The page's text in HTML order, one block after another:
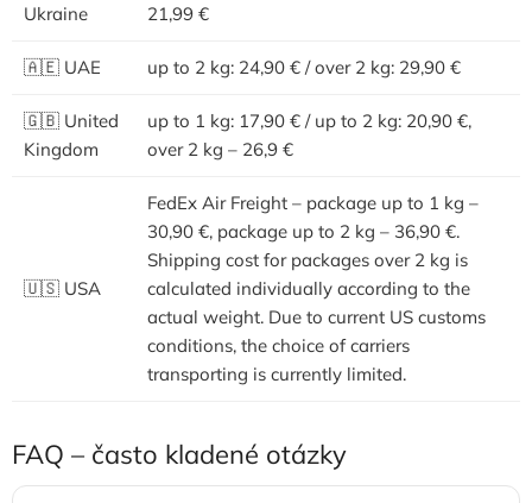
Ukraine
21,99 €
🇦🇪 UAE up to 2 kg: 24,90 € / over 2 kg: 29,90 €
🇬🇧 United
Kingdom
up to 1 kg: 17,90 € / up to 2 kg: 20,90 €,
over 2 kg – 26,9 €
🇺🇸 USA
FedEx Air Freight – package up to 1 kg –
30,90 €, package up to 2 kg – 36,90 €.
Shipping cost for packages over 2 kg is
calculated individually according to the
actual weight. Due to current US customs
conditions, the choice of carriers
transporting is currently limited.
FAQ – často kladené otázky